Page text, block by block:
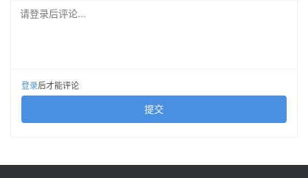
算，重塑传统金融规则，或将引发加密市场格局大洗牌。
从共识到撕裂：CLARITY法案延期背后的加密路线之争
晰法案》（CLARITY Act）被紧急推迟。此次延期直接源
请登录后评论...
登录后才能评论
提交